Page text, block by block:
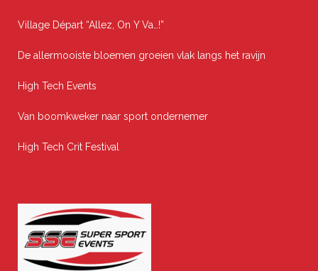
Village Départ “Allez, On Y Va…!”
De allermooiste bloemen groeien vlak langs het ravijn
High Tech Events
Van boomkweker naar sport ondernemer
High Tech Crit Festival